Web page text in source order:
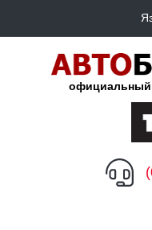
официальный